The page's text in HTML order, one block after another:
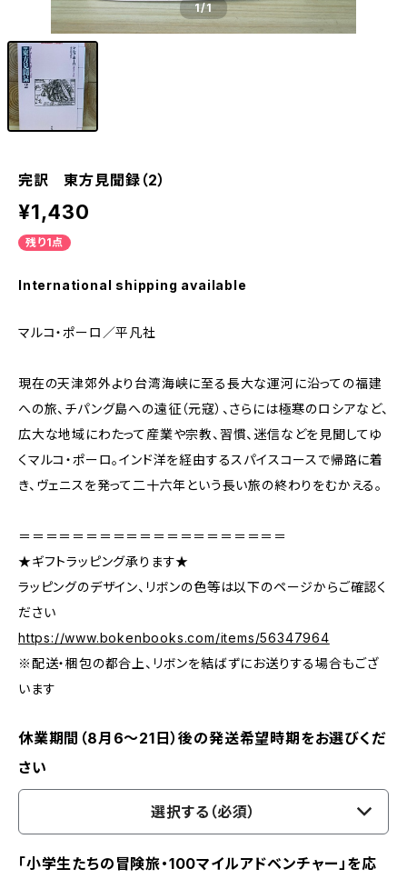
1/1
完訳 東方見聞録（2）
¥1,430
残り1点
International shipping available
マルコ・ポーロ／平凡社
現在の天津郊外より台湾海峡に至る長大な運河に沿っての福建
への旅、チパング島への遠征（元寇）、さらには極寒のロシアなど、
広大な地域にわたって産業や宗教、習慣、迷信などを見聞してゆ
くマルコ・ポーロ。インド洋を経由するスパイスコースで帰路に着
き、ヴェニスを発って二十六年という長い旅の終わりをむかえる。
＝＝＝＝＝＝＝＝＝＝＝＝＝＝＝＝＝＝＝＝
★ギフトラッピング承ります★
ラッピングのデザイン、リボンの色等は以下のページからご確認く
ださい
https://www.bokenbooks.com/items/56347964
※配送・梱包の都合上、リボンを結ばずにお送りする場合もござ
います
休業期間（8月6〜21日）後の発送希望時期をお選びくだ
さい
選択する（必須）
「小学生たちの冒険旅・100マイルアドベンチャー」を応